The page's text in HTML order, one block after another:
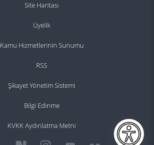
Site Haritası
Üyelik
Kamu Hizmetlerinin Sunumu
RSS
Şikayet Yönetim Sistemi
Bilgi Edinme
KVKK Aydınlatma Metni